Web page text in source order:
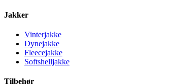
Jakker
Vinterjakke
Dynejakke
Fleecejakke
Softshelljakke
Tilbehør